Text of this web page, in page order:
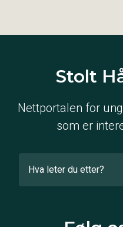
Stolt
Nettportalen for
som er